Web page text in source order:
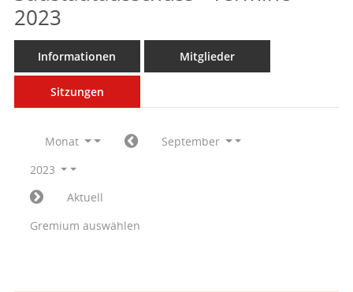
2023
Informationen Mitglieder
Sitzungen
Monat
September
2023
Aktuell
Gremium auswählen